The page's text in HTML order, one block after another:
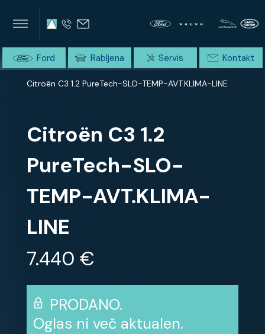
SUMMIT AVTO
Home
Domov
Celotna ponudba
Citroën C3 1.2 PureTech-SLO-TEMP-AVT.KLIMA-LINE
Citroën C3 1.2
PureTech-SLO-
TEMP-AVT.KLIMA-
LINE
7.440 €
PRODANO.
Oglas ni več aktualen.
Ford Rabljena Servis Kontakt
×
×